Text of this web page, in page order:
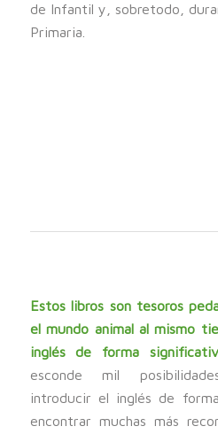
de Infantil y, sobretodo,
Primaria.
Estos libros son tesoros
el mundo animal al mismo
inglés de forma
esconde mil
introducir el inglés de
encontrar muchas más